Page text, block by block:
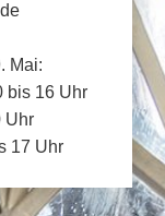
Mai:
bis 16 Uhr
Uhr
17 Uhr